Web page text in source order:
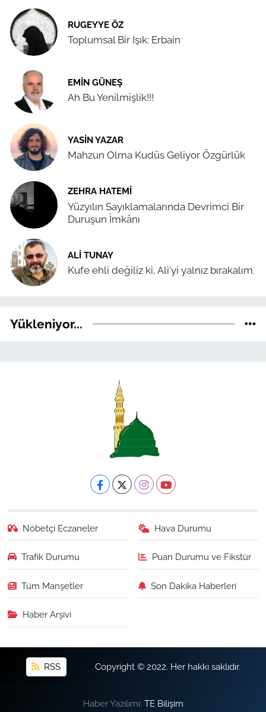
RUGEYYE ÖZ
Toplumsal Bir Işık: Erbain
EMIN GÜNEŞ
Ah Bu Yenilmişlik!!!
YASIN YAZAR
Mahzun Olma Kudüs Geliyor Özgürlük
ZEHRA HATEMÎ
Yüzyılın Sayıklamalarında Devrimci Bir
Duruşun İmkânı
ALI TUNAY
Kufe ehli değiliz ki, Ali'yi yalnız bırakalım.
Yükleniyor...
Nöbetçi Eczaneler Hava Durumu
Trafik Durumu Puan Durumu ve Fikstür
Tüm Manşetler Son Dakika Haberleri
Haber Arşivi
RSS Copyright © 2022. Her hakkı saklıdır.
Haber Yazılımı: TE Bilişim